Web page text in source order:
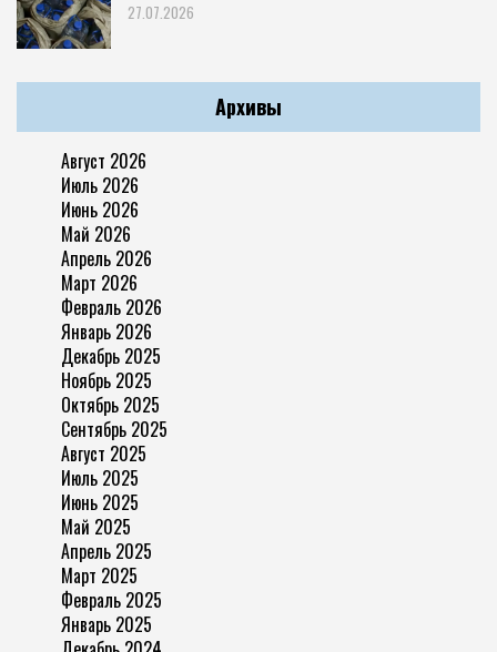
27.07.2026
Архивы
Август 2026
Июль 2026
Июнь 2026
Май 2026
Апрель 2026
Март 2026
Февраль 2026
Январь 2026
Декабрь 2025
Ноябрь 2025
Октябрь 2025
Сентябрь 2025
Август 2025
Июль 2025
Июнь 2025
Май 2025
Апрель 2025
Март 2025
Февраль 2025
Январь 2025